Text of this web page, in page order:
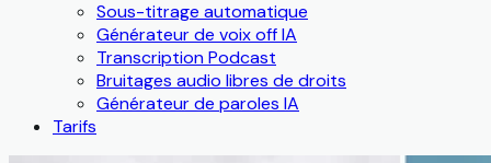
Sous-titrage automatique
Générateur de voix off IA
Transcription Podcast
Bruitages audio libres de droits
Générateur de paroles IA
Tarifs